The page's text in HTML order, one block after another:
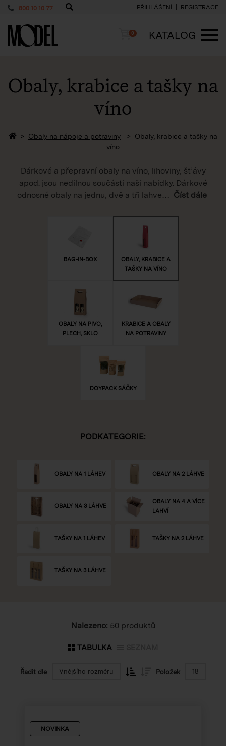
800 10 10 77 PŘIHLÁŠENÍ REGISTRACE
PackShop Košík
0
KATALOG
Obaly, krabice a tašky na
víno
Zpět na homepage
Obaly na nápoje a potraviny
Obaly, krabice a tašky na
víno
Dárkové a přepravní obaly na víno, lihoviny, šťávy
apod. jsou nedílnou součástí naší nabídky. Dárkové
odnosné obaly na jednu, dvě a tři lahve
Číst dále
BAG-IN-BOX
OBALY, KRABICE A
TAŠKY NA VÍNO
OBALY NA PIVO,
PLECH, SKLO
KRABICE A OBALY
NA POTRAVINY
DOYPACK SÁČKY
PODKATEGORIE:
OBALY NA 1 LÁHEV OBALY NA 2 LÁHVE
OBALY NA 3 LÁHVE
OBALY NA 4 A VÍCE
LAHVÍ
TAŠKY NA 1 LÁHEV TAŠKY NA 2 LÁHVE
TAŠKY NA 3 LÁHVE
Nalezeno: 50 produktů
TABULKA
Řadit dle Vnějšího rozměru Položek 18
NOVINKA